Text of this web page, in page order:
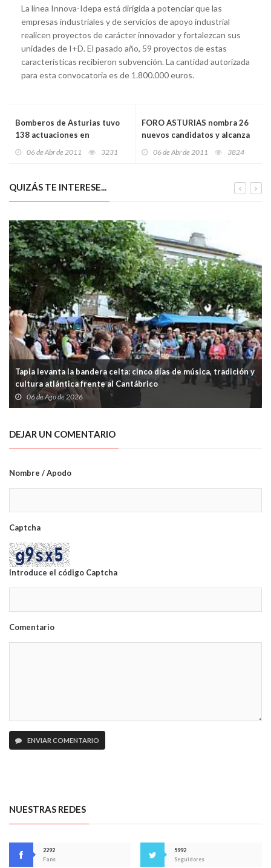
La línea Innova-Idepa está dirigida a potenciar que las
empresas industriales y de servicios de apoyo industrial
realicen proyectos de carácter innovador y fortalezcan sus
unidades de I+D. El pasado año, 59 proyectos de estas
características recibieron subvención. La cantidad autorizada
para esta convocatoria es de 1.800.000 euros.
Bomberos de Asturias tuvo
138 actuaciones en
06 de Abr de 2011 3231
FORO ASTURIAS nombra 26
nuevos candidatos y alcanza
06 de Abr de 2011 3824
QUIZÁS TE INTERESE...
Tapia levanta la bandera celta: cinco días de música, tradición y
cultura atlántica frente al Cantábrico
06 de Ago de 2026
DEJAR UN COMENTARIO
Nombre / Apodo
Captcha
Introduce el código Captcha
Comentario
ENVIAR COMENTARIO
NUESTRAS REDES
2292
Fans
5992
Seguidores